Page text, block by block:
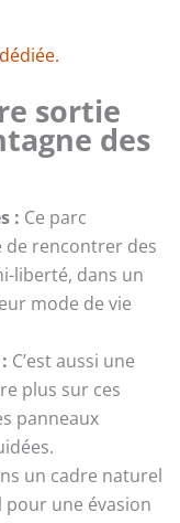
sortie
des
: Ce parc
de rencontrer des
liberté, dans un
mode de vie
C’est aussi une
plus sur ces
panneaux
un cadre naturel
pour une évasion